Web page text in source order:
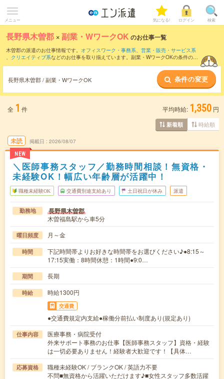
メニュー 気になる! ログイン 検索
長野県木曽郡 ×副業・WワークOK のお仕事一覧
木曽郡の派遣のお仕事情報です。 オフィスワーク・事務系、 営業・販売・サービス系
、 クリエイティブ系などのお仕事を取り揃えています。副業・WワークOKの条件の他
長野県木曽郡 / 副業・WワークOK 条件の変更
全 1 件 平均時給: 1,350 円
新着順 時給順
未読
NEW
掲載日 2026/08/07
＼医師事務スタッフ／勤務時間相談！無資格・
未経験OK！幅広い年齢層が活躍中！
職種未経験OK 交通費別途支給あり 土日祝日が休み 派遣
勤務地 長野県木曽郡
木曽福島駅から車5分
曜日頻度 月～金
時間
下記時間帯よりお好きな時間帯をお選びください♪●8:15～
17:15実働：8時間休憩：1時間●9:0…
期間 長期
時給 時給1300円
交通費
●交通費規定内支給●稼働分前払い制度あり(規定あり)
仕事内容
医療事務・病院受付
外来サポート事務のお仕事【医師事務スタッフ】資格・経験
は一切必要ありません！経験者大歓迎です！【具体…
応募資格
職種未経験OK / ブランクOK / 英語力不要
不問■無資格から活躍いただけます♪■女性スタッフ多数活躍